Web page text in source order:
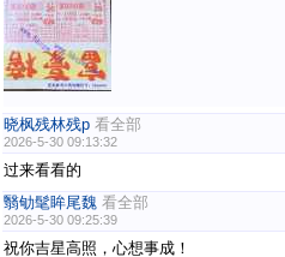
晓枫残林残p 看全部
2026-5-30 09:13:32
过来看看的
翳劬髦眸尾魏 看全部
2026-5-30 09:25:39
祝你吉星高照，心想事成！